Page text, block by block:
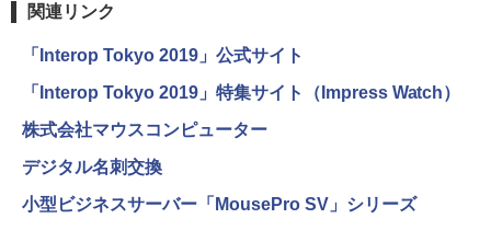
関連リンク
「Interop Tokyo 2019」公式サイト
「Interop Tokyo 2019」特集サイト（Impress Watch）
株式会社マウスコンピューター
デジタル名刺交換
小型ビジネスサーバー「MousePro SV」シリーズ